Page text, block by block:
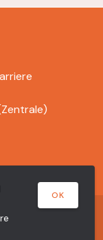
OK